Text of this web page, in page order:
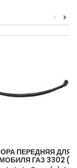
>
<
ПЕРЕДНЯЯ ДЛЯ
ГАЗ 3302 (2